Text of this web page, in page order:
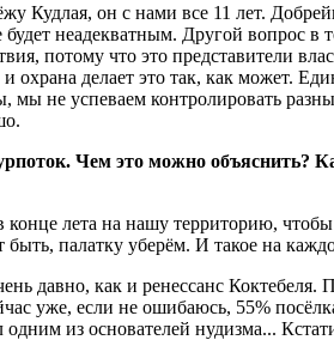
Кудлая, он с нами все 11 лет.
неадекватным. Другой вопрос в
потому что это представители
делает это так, как может.
мы не успеваем контролировать
Чем это можно объяснить?
лета на нашу территорию, чтобы
быть, палатку уберём. И такое на
давно, как и ренессанс Коктебеля.
уже, если не ошибаюсь, 55%
из основателей нудизма...